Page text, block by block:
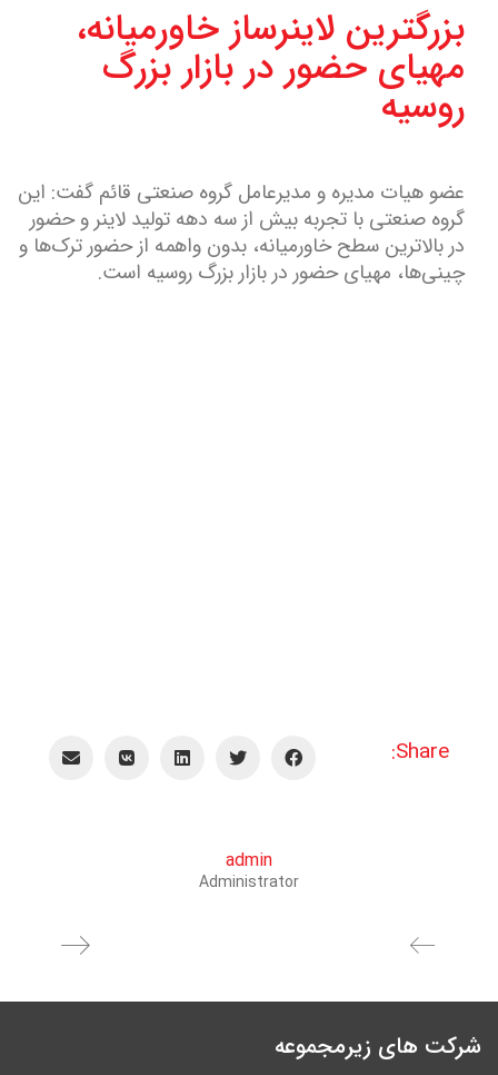
بزرگترین لاینرساز خاورمیانه،
مهیای حضور در بازار بزرگ
روسیه
عضو هیات مدیره و مدیرعامل گروه صنعتی قائم گفت: این
گروه صنعتی با تجربه بیش از سه دهه تولید لاینر و حضور
در بالاترین سطح خاورمیانه، بدون واهمه از حضور ترک‌ها و
چینی‌ها، مهیای حضور در بازار بزرگ روسیه است.
Share:
admin
Administrator
شرکت های زیرمجموعه